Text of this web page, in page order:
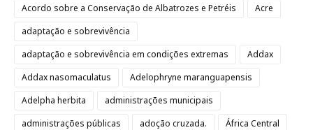
Acordo sobre a Conservação de Albatrozes e Petréis
Acre
adaptação e sobrevivência
adaptação e sobrevivência em condições extremas
Addax
Addax nasomaculatus
Adelophryne maranguapensis
Adelpha herbita
administrações municipais
administrações públicas
adoção cruzada.
África Central